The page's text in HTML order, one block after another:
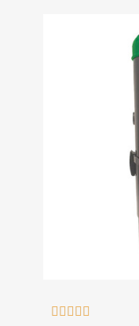
    